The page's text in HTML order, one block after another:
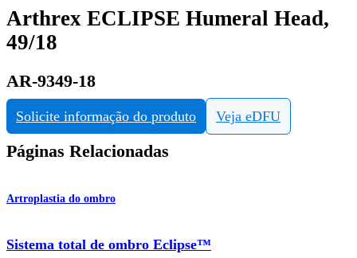
Arthrex ECLIPSE Humeral Head,
49/18
AR-9349-18
Solicite informação do produto Veja eDFU
Páginas Relacionadas
Artroplastia do ombro
Sistema total de ombro Eclipse™